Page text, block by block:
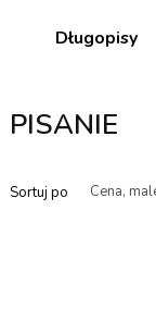
Długopisy
PISANIE
Sortuj po